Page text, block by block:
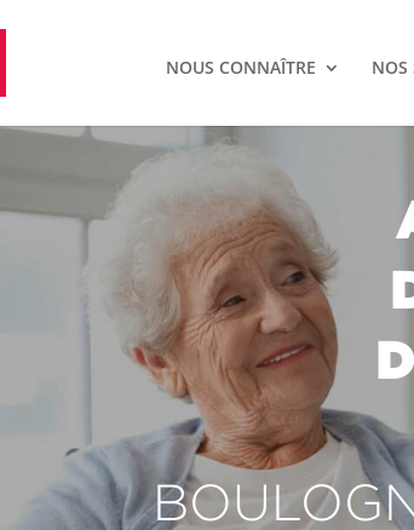
NOUS CONNAÎTRE NOS